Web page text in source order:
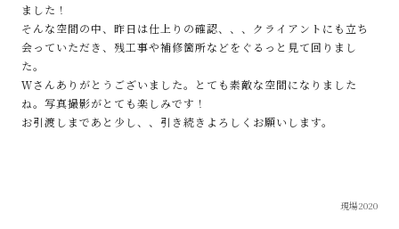
ました！
そんな空間の中、昨日は仕上りの確認、、、クライアントにも立ち
会っていただき、残工事や補修箇所などをぐるっと見て回りまし
た。
Ｗさんありがとうございました。とても素敵な空間になりました
ね。写真撮影がとても楽しみです！
お引渡しまであと少し、、引き続きよろしくお願いします。
現場2020